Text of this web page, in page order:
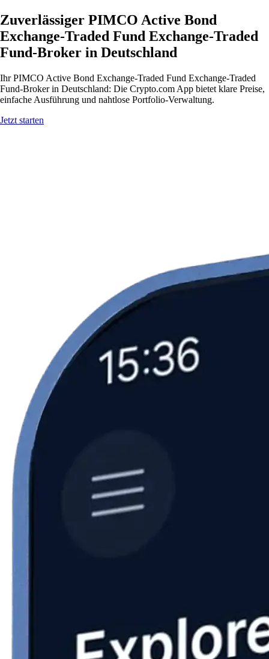
Zuverlässiger PIMCO Active Bond
Exchange-Traded Fund Exchange-Traded
Fund-Broker in Deutschland
Ihr PIMCO Active Bond Exchange-Traded Fund Exchange-Traded
Fund-Broker in Deutschland: Die Crypto.com App bietet klare Preise,
einfache Ausführung und nahtlose Portfolio-Verwaltung.
Jetzt starten